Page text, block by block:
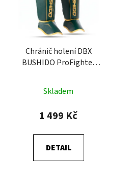
Chránič holení DBX
BUSHIDO ProFighter
Skladem
1 499 Kč
DETAIL